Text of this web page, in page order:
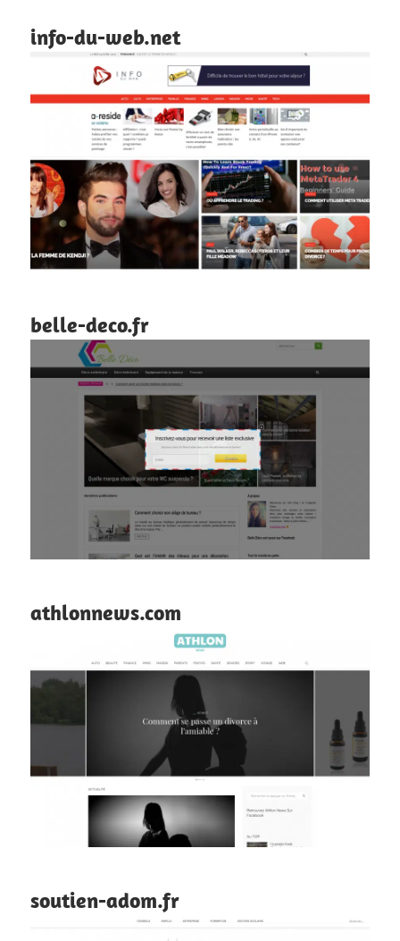
info-du-web.net
belle-deco.fr
athlonnews.com
soutien-adom.fr